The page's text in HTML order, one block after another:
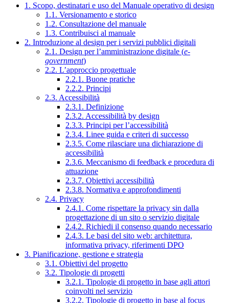
1. Scopo, destinatari e uso del Manuale operativo di design
1.1. Versionamento e storico
1.2. Consultazione del manuale
1.3. Contribuisci al manuale
2. Introduzione al design per i servizi pubblici digitali
2.1. Design per l’amministrazione digitale (e-
government)
2.2. L’approccio progettuale
2.2.1. Buone pratiche
2.2.2. Principi
2.3. Accessibilità
2.3.1. Definizione
2.3.2. Accessibilità by design
2.3.3. Principi per l’accessibilità
2.3.4. Linee guida e criteri di successo
2.3.5. Come rilasciare una dichiarazione di
accessibilità
2.3.6. Meccanismo di feedback e procedura di
attuazione
2.3.7. Obiettivi accessibilità
2.3.8. Normativa e approfondimenti
2.4. Privacy
2.4.1. Come rispettare la privacy sin dalla
progettazione di un sito o servizio digitale
2.4.2. Richiedi il consenso quando necessario
2.4.3. Le basi del sito web: architettura,
informativa privacy, riferimenti DPO
3. Pianificazione, gestione e strategia
3.1. Obiettivi del progetto
3.2. Tipologie di progetti
3.2.1. Tipologie di progetto in base agli attori
coinvolti nel servizio
3.2.2. Tipologie di progetto in base al focus